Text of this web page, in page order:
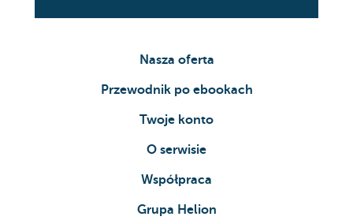
Kwiecień
Maj
Lipiec
Lipiec/sierpień
Październik
Nasza oferta
Przewodnik po ebookach
Twoje konto
O serwisie
Współpraca
Grupa Helion